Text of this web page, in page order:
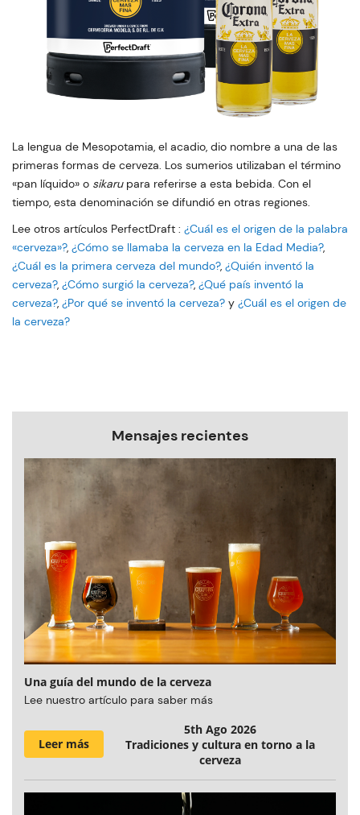
La lengua de Mesopotamia, el acadio, dio nombre a una de las
primeras formas de cerveza. Los sumerios utilizaban el término
«pan líquido» o sikarupara referirse a esta bebida. Con el
tiempo, esta denominación se difundió en otras regiones.
Lee otros artículos PerfectDraft : ¿Cuál es el origen de la palabra
«cerveza»?, ¿Cómo se llamaba la cerveza en la Edad Media?,
¿Cuál es la primera cerveza del mundo?, ¿Quién inventó la
cerveza?, ¿Cómo surgió la cerveza?, ¿Qué país inventó la
cerveza?, ¿Por qué se inventó la cerveza? y ¿Cuál es el origen de
la cerveza?
Mensajes recientes
Una guía del mundo de la cerveza
Lee nuestro artículo para saber más
Leer más
5th Ago 2026
Tradiciones y cultura en torno a la
cerveza